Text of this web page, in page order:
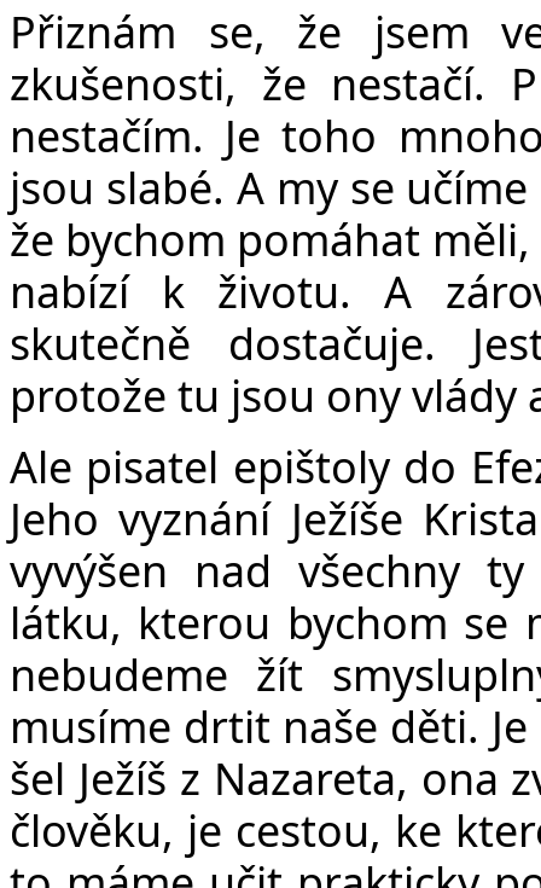
Přiznám se, že jsem
zkušenosti, že nestačí.
nestačím. Je toho
jsou slabé. A my se
že bychom pomáhat
nabízí k životu. A
skutečně dostačuje.
protože tu jsou ony vlády
Ale pisatel epištoly do
Jeho vyznání Ježíše
vyvýšen nad všechny
látku, kterou bychom se
nebudeme žít
musíme drtit naše děti.
šel Ježíš z Nazareta, ona
člověku, je cestou, ke